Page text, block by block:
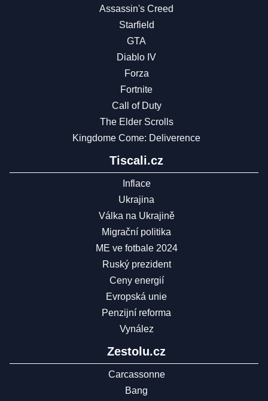
Assassin's Creed
Starfield
GTA
Diablo IV
Forza
Fortnite
Call of Duty
The Elder Scrolls
Kingdome Come: Deliverence
Tiscali.cz
Inflace
Ukrajina
Válka na Ukrajině
Migrační politika
ME ve fotbale 2024
Ruský prezident
Ceny energií
Evropská unie
Penzijní reforma
Vynález
Zestolu.cz
Carcassonne
Bang